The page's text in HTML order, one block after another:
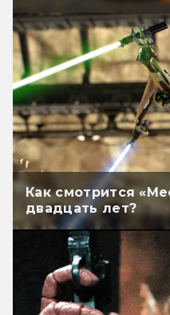
Как смотрится
двадцать лет?